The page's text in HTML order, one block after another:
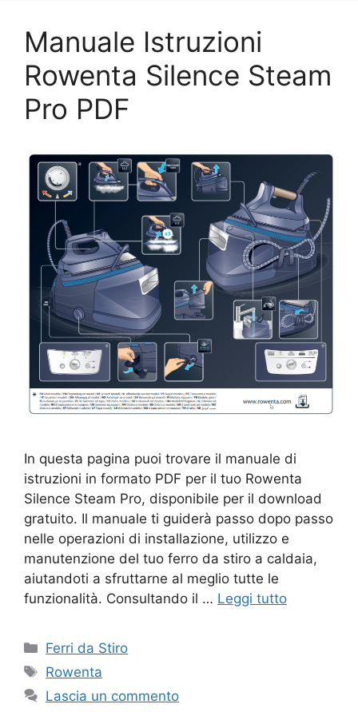
Manuale Istruzioni
Rowenta Silence Steam
Pro PDF
In questa pagina puoi trovare il manuale di
istruzioni in formato PDF per il tuo Rowenta
Silence Steam Pro, disponibile per il download
gratuito. Il manuale ti guiderà passo dopo passo
nelle operazioni di installazione, utilizzo e
manutenzione del tuo ferro da stiro a caldaia,
aiutandoti a sfruttarne al meglio tutte le
funzionalità. Consultando il … Leggi tutto
Categorie
Ferri da Stiro
Tag
Rowenta
Lascia un commento